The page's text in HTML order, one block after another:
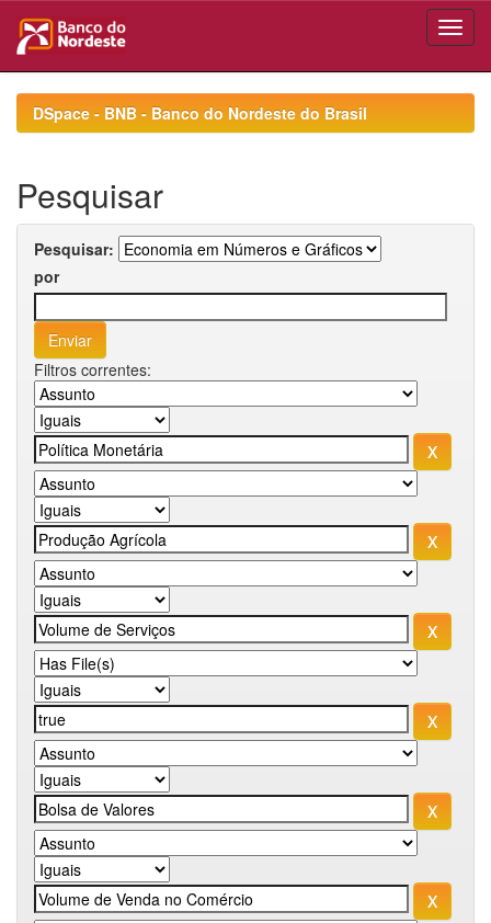
navigationDSpace - BNB - Banco do Nordeste do Brasil
Pesquisar
Pesquisar:
por
Filtros correntes: